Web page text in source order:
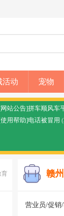
活动 宠物
用帮助]电话被冒用
育 赣
营业员/促销